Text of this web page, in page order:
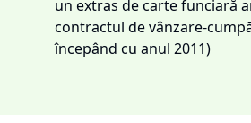
un extras de carte funciară
contractul de vânzare-
începând cu anul 2011)